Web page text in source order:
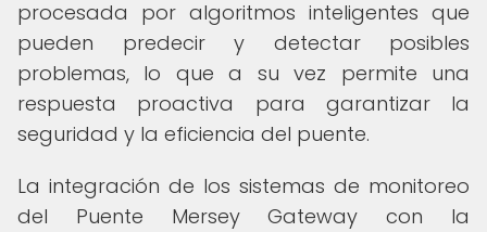
procesada por algoritmos inteligentes que
pueden predecir y detectar posibles
problemas, lo que a su vez permite una
respuesta proactiva para garantizar la
seguridad y la eficiencia del puente.
La integración de los sistemas de monitoreo
del Puente Mersey Gateway con la